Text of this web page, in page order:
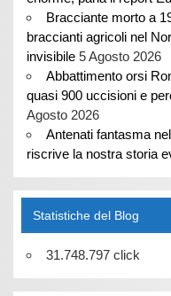
Bracciante morto a
braccianti agricoli nel
invisibile 5 Agosto 2026
Abbattimento orsi
quasi 900 uccisioni e
Agosto 2026
Antenati fantasma
riscrive la nostra storia
Statistiche del Blog
31.748.797 click